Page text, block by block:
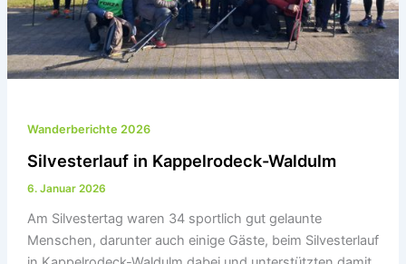
Wanderberichte 2026
Silvesterlauf in Kappelrodeck-Waldulm
6. Januar 2026
Am Silvestertag waren 34 sportlich gut gelaunte
Menschen, darunter auch einige Gäste, beim Silvesterlauf